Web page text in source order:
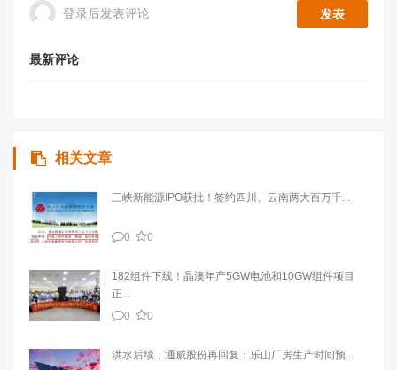
登录后发表评论
最新评论
相关文章
三峡新能源IPO获批！签约四川、云南两大百万千...
0 0
182组件下线！晶澳年产5GW电池和10GW组件项目
正...
0
0
洪水后续，通威股份再回复：乐山厂房生产时间预...